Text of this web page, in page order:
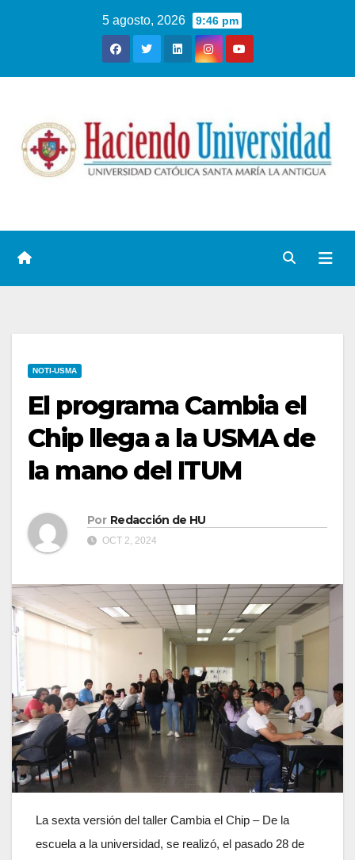
5 agosto, 2026 9:46 pm
NOTI-USMA
El programa Cambia el
Chip llega a la USMA de
la mano del ITUM
Por Redacción de HU
OCT 2, 2024
La sexta versión del taller Cambia el Chip – De la
escuela a la universidad, se realizó, el pasado 28 de